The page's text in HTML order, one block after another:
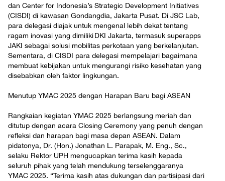
dan Center for Indonesia’s Strategic Development Initiatives
(CISDI) di kawasan Gondangdia, Jakarta Pusat. Di JSC Lab,
para delegasi diajak untuk mengenal lebih dekat tentang
ragam inovasi yang dimiliki DKI Jakarta, termasuk superapps
JAKI sebagai solusi mobilitas perkotaan yang berkelanjutan.
Sementara, di CISDI para delegasi mempelajari bagaimana
membuat kebijakan untuk mengurangi risiko kesehatan yang
disebabkan oleh faktor lingkungan.
Menutup YMAC 2025 dengan Harapan Baru bagi ASEAN
Rangkaian kegiatan YMAC 2025 berlangsung meriah dan
ditutup dengan acara Closing Ceremony yang penuh dengan
refleksi dan harapan bagi masa depan ASEAN. Dalam
pidatonya, Dr. (Hon.) Jonathan L. Parapak, M. Eng., Sc.,
selaku Rektor UPH mengucapkan terima kasih kepada
seluruh pihak yang telah mendukung terselenggaranya
YMAC 2025. “Terima kasih atas dukungan dan partisipasi dari